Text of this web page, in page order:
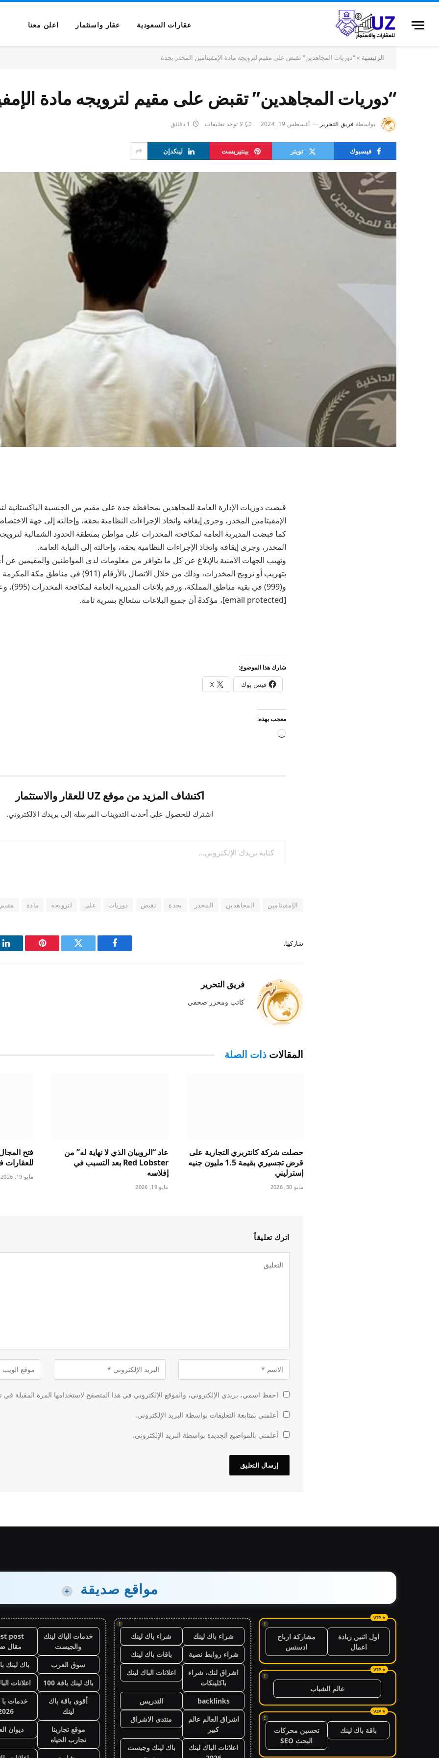
عقارات السعودية عقار واستثمار اعلن معنا
الرئيسية »“دوريات المجاهدين” تقبض على مقيم لترويجه مادة الإمفيتامين المخدر بجدة
“دوريات المجاهدين” تقبض على مقيم لترويجه مادة
بواسطة فريق التحرير أغسطس 19, 2024 لا توجد تعليقات 1 دقائق
فيسبوك تويتر بينتيريست لينكدإن
قبضت دوريات الإدارة العامة للمجاهدين بمحافظة جدة على مقيم من الجنسية الباكستانية
الإمفيتامين المخدر، وجرى إيقافه واتخاذ الإجراءات النظامية بحقه، وإحالته إلى جهة
كما قبضت المديرية العامة لمكافحة المخدرات على مواطن بمنطقة الحدود الشمالية لترويجه
المخدر، وجرى إيقافه واتخاذ الإجراءات النظامية بحقه، وإحالته إلى النيابة العامة.
وتهيب الجهات الأمنية بالإبلاغ عن كل ما يتوافر من معلومات لدى المواطنين والمقيمين
بتهريب أو ترويج المخدرات، وذلك من خلال الاتصال بالأرقام
و(999) في بقية
[email protected]، مؤكدةً أن جميع البلاغات ستعالج بسرية تامة.
شارك هذا الموضوع:
فيس بوك X
معجب بهذه:
جاري
اكتشاف المزيد من موقع UZ للعقار والاستثمار
اشترك للحصول على أحدث التدوينات المرسلة إلى بريدك الإلكتروني.
كتابة بريدك الإلكتروني...
الإمفيتامين المجاهدين المخدر بجدة تقبض دوريات على لترويجه مادة مقيم
شاركها.
فيسبوك
تويتر بينتيريست
فريق التحرير
كاتب ومحرر صحفي
المقالاتذات الصلة
حصلت شركة كانتربري التجارية على
قرض تجسيري بقيمة 1.5 مليون جنيه
إسترليني
مايو 30, 2026
عاد “الروبيان الذي لا نهاية له” من
Red Lobster بعد التسبب في
إفلاسه
مايو 19, 2026
فتح
للعقارات
مايو 19, 2026
اترك تعليقاً
احفظ اسمي، بريدي الإلكتروني، والموقع الإلكتروني في هذا المتصفح لاستخدامها المرة المقبلة في
أعلمني بمتابعة التعليقات بواسطة البريد الإلكتروني.
أعلمني بالمواضيع الجديدة بواسطة البريد الإلكتروني.
مواقع صديقة +
!
اول اثنين ريادة
اعمال
مشاركة ارباح
ادسنس
!
عالم الشباب
!
باقة باك لينك
تحسين محركات
البحث SEO
!
شراء باك لينك
شراء باك لينك
شراء روابط نصية
باقات باك لينك
اشراق لنك، شراء
باكلينكات
اعلانات الباك لينك
backlinks
التدريس
اشراق العالم عالم
كبير
منتدى الاشراق
اعلانات الباك لينك
باك لينك وجيست
خدمات الباك لينك
والجيست
post
مقال
سوق العرب
باك لينك
باك لينك باقة 100
اعلانات
أقوى باقة باك
لينك
خدمات با
موقع تجاربنا
تجارب الحياه
ديوان